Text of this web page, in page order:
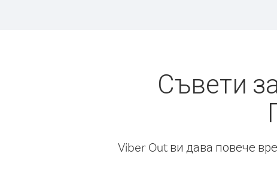
Съвети
Viber Out ви дава повече